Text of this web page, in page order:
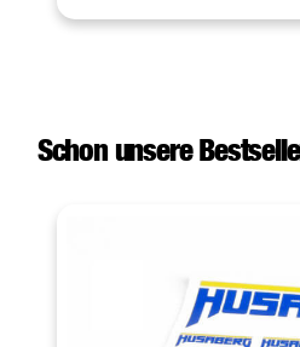
Schon unsere